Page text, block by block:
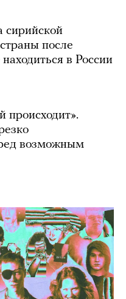
сирийской
после
в России
происходит».
возможным